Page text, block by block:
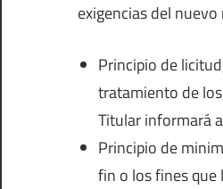
exigencias del
Principio de
tratamiento de
Titular informará
Principio de
fin o los fines que